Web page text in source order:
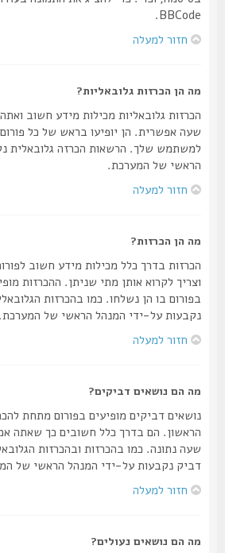
BBCode.
חזור למעלה
מה הן הכרזות גלובאליות?
הכרזות גלובאליות מכילות מידע חשוב ואתה
שעה אפשרית. הן יופיעו בראש של כל פורום
למשתמש שלך. הרשאות הכרזה גלובאלית
הראשי של המערכת.
חזור למעלה
מה הן הכרזות?
הכרזות בדרך כלל מכילות מידע חשוב לפורום
וצריך לקרוא אותן מתי שניתן. ההכרזות
בפורום בו הן נשלחו. כמו בהכרזות
נקבעות על-ידי המנהל הראשי של המערכת.
חזור למעלה
מה הם נושאים דביקים?
נושאים דביקים מופיעים בפורום מתחת
הראשון. הם בדרך כלל חשובים כך שאתה אמור
שעה נתונה. כמו בהכרזות ובהכרזות
דביק נקבעות על-ידי המנהל הראשי של
חזור למעלה
מה הם נושאים נעולים?